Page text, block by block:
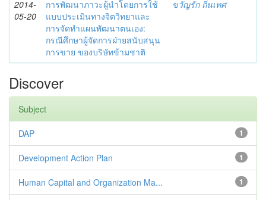
2014-
05-20
การพัฒนาภาวะผู้นำโดยการใช้
แบบประเมินทางจิตวิทยาและ
การจัดทำแผนพัฒนาตนเอง:
กรณีศึกษาผู้จัดการฝ่ายสนับสนุน
การขาย ของบริษัทข้ามชาติ
ขวัญรัก ถิ่นเทศ
Discover
Subject
1
DAP
1
Development Action Plan
1
Human Capital and Organization Ma...